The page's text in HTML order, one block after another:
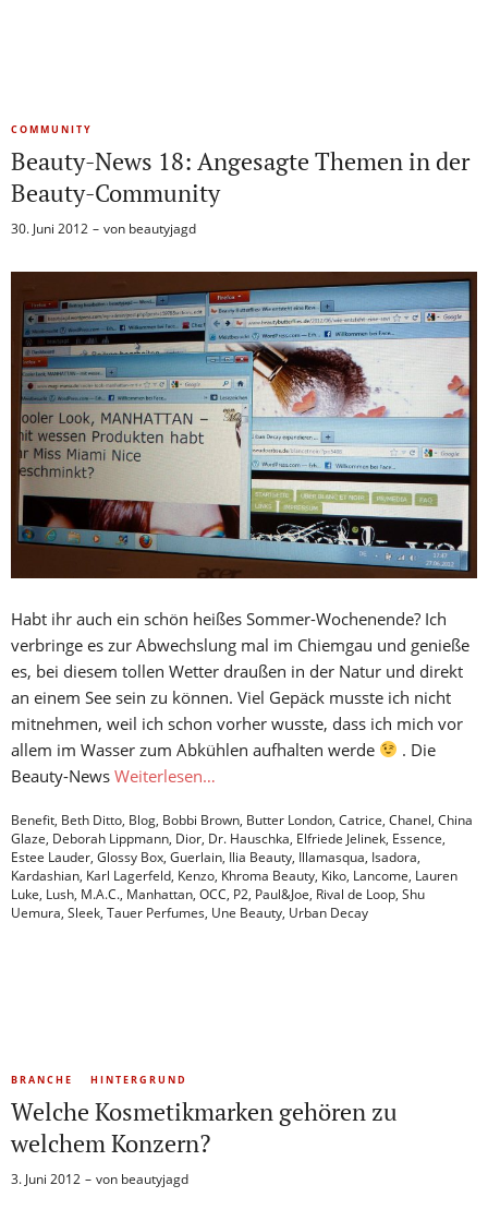
COMMUNITY
Beauty-News 18: Angesagte Themen in der
Beauty-Community
30. Juni 2012 von beautyjagd
Habt ihr auch ein schön heißes Sommer-Wochenende? Ich
verbringe es zur Abwechslung mal im Chiemgau und genieße
es, bei diesem tollen Wetter draußen in der Natur und direkt
an einem See sein zu können. Viel Gepäck musste ich nicht
mitnehmen, weil ich schon vorher wusste, dass ich mich vor
allem im Wasser zum Abkühlen aufhalten werde
. Die
Beauty-News Weiterlesen…
Benefit, Beth Ditto, Blog, Bobbi Brown, Butter London, Catrice, Chanel, China
Glaze, Deborah Lippmann, Dior, Dr. Hauschka, Elfriede Jelinek, Essence,
Estee Lauder, Glossy Box, Guerlain, Ilia Beauty, Illamasqua, Isadora,
Kardashian, Karl Lagerfeld, Kenzo, Khroma Beauty, Kiko, Lancome, Lauren
Luke, Lush, M.A.C., Manhattan, OCC, P2, Paul&Joe, Rival de Loop, Shu
Uemura, Sleek, Tauer Perfumes, Une Beauty, Urban Decay
BRANCHE HINTERGRUND
Welche Kosmetikmarken gehören zu
welchem Konzern?
3. Juni 2012 von beautyjagd